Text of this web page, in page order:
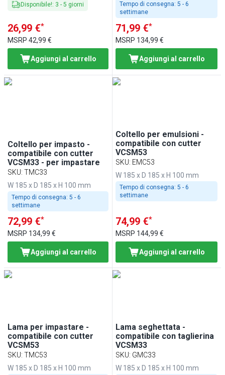
Disponibile!: 3 - 5 giorni
26,99 €*
MSRP 42,99 €
Aggiungi al carrello
Tempo di consegna: 5 - 6
settimane
71,99 €*
MSRP 134,99 €
Aggiungi al carrello
Coltello per impasto -
compatibile con cutter
VCSM33 - per impastare
SKU: TMC33
W 185 x D 185 x H 100 mm
Tempo di consegna: 5 - 6
settimane
72,99 €*
MSRP 134,99 €
Aggiungi al carrello
Coltello per emulsioni -
compatibile con cutter
VCSM53
SKU: EMC53
W 185 x D 185 x H 100 mm
Tempo di consegna: 5 - 6
settimane
74,99 €*
MSRP 144,99 €
Aggiungi al carrello
Lama per impastare -
compatibile con cutter
VCSM53
SKU: TMC53
W 185 x D 185 x H 100 mm
Lama seghettata -
compatibile con taglierina
VCSM33
SKU: GMC33
W 185 x D 185 x H 100 mm